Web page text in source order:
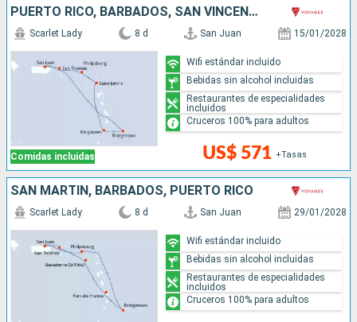
PUERTO RICO, BARBADOS, SAN VINCENT Y LAS GRANADINAS, ANTIGUA Y BARBUDA, SAN MARTÍN
Comidas incluidas
Scarlet Lady 8 d San Juan 15/01/2028
US$ 571 +Tasas
Wifi estándar incluido
Bebidas sin alcohol incluidas
Restaurantes de especialidades
incluidos
Cruceros 100% para adultos
SAN MARTÍN, BARBADOS, PUERTO RICO
Scarlet Lady 8 d San Juan 29/01/2028
Wifi estándar incluido
Bebidas sin alcohol incluidas
Restaurantes de especialidades
incluidos
Cruceros 100% para adultos